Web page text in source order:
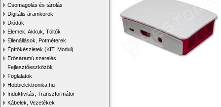
Csomagolás és tárolás
Digitális áramkörök
Diódák
Elemek, Akkuk, Töltők
Ellenállások, Potméterek
Építőkészletek (KIT, Modul)
Erősáramú szerelés
Fejlesztőeszközök
Foglalatok
Hobbielektronika.hu
Induktivitás, Transzformátor
Kábelek, Vezetékek